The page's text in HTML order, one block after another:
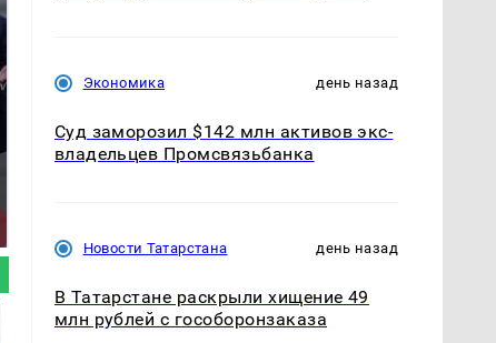
Экономика день назад
Суд заморозил $142 млн активов экс-
владельцев Промсвязьбанка
Новости Татарстана день назад
В Татарстане раскрыли хищение 49
млн рублей с гособоронзаказа